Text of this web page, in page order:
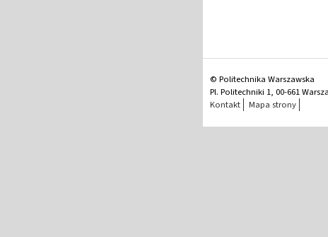
© Politechnika Warszawska
Pl. Politechniki 1, 00-661
Kontakt
Mapa strony